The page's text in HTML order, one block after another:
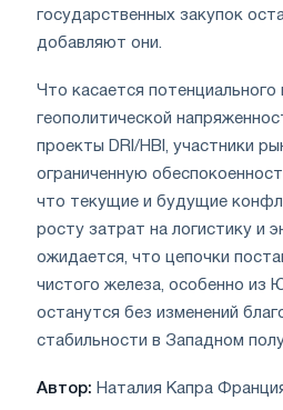
государственных закупок
добавляют они.
Что касается потенциального
геополитической
проекты DRI/HBI, участники
ограниченную
что текущие и будущие
росту затрат на логистику и
ожидается, что цепочки
чистого железа, особенно из
останутся без изменений
стабильности в Западном
Автор: Наталия Капра